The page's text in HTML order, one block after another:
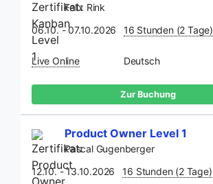
Felix Rink
06.10. - 07.10.2026
16 Stunden (2 Tage)
Live Online Deutsch
Zur Buchung
Product Owner Level 1
Pascal Gugenberger
12.10. - 13.10.2026
16 Stunden (2 Tage)